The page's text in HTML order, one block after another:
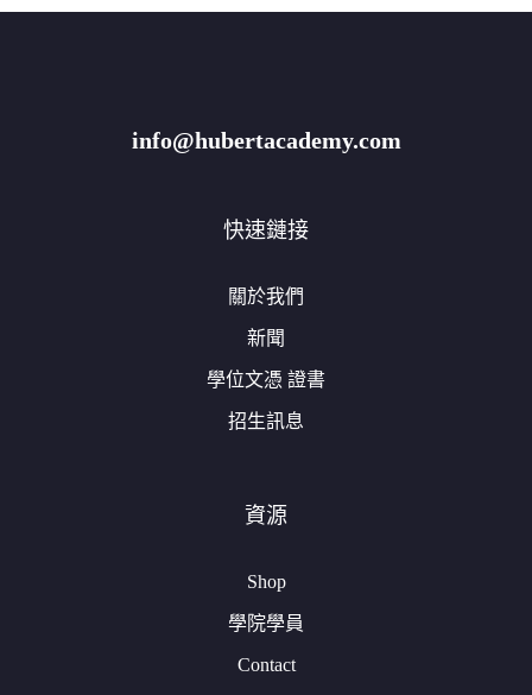
info@hubertacademy.com
快速鏈接
關於我們
新聞
學位文憑 證書
招生訊息
資源
Shop
學院學員
Contact